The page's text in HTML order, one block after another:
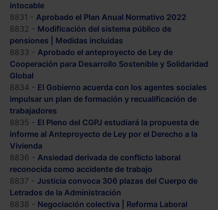
intocable
8831 - Aprobado el Plan Anual Normativo 2022
8832 - Modificación del sistema público de
pensiones | Medidas incluidas
8833 - Aprobado el anteproyecto de Ley de
Cooperación para Desarrollo Sostenible y Solidaridad
Global
8834 - El Gobierno acuerda con los agentes sociales
impulsar un plan de formación y recualificación de
trabajadores
8835 - El Pleno del CGPJ estudiará la propuesta de
informe al Anteproyecto de Ley por el Derecho a la
Vivienda
8836 - Ansiedad derivada de conflicto laboral
reconocida como accidente de trabajo
8837 - Justicia convoca 306 plazas del Cuerpo de
Letrados de la Administración
8838 - Negociación colectiva | Reforma Laboral